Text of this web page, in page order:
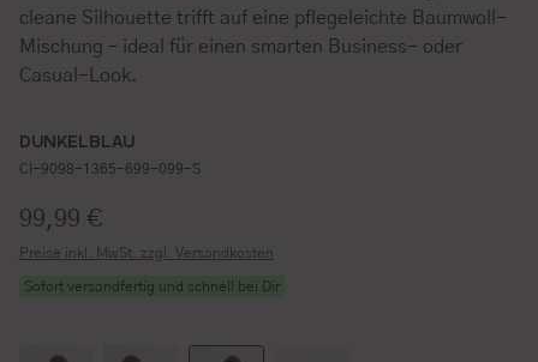
cleane Silhouette trifft auf eine pflegeleichte Baumwoll-
Mischung – ideal für einen smarten Business- oder
Casual-Look.
DUNKELBLAU
CI-9098-1365-699-099-S
Regulärer Preis:
99,99 €
Preise inkl. MwSt. zzgl. Versandkosten
Sofort versandfertig und schnell bei Dir